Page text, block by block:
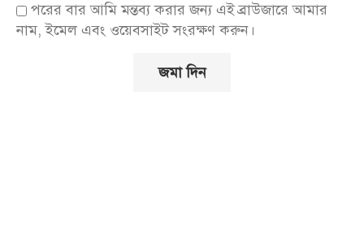
পরের বার আমি মন্তব্য করার জন্য এই ব্রাউজারে আমার
নাম, ইমেল এবং ওয়েবসাইট সংরক্ষণ করুন।